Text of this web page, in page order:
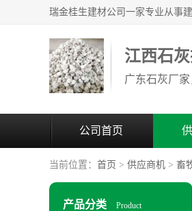
江西石
公司首页
当前位置： 首页 > 供应商机 > 畜
产品分类 Product